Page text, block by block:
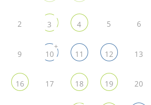
2 3 4 5 6
9 10
+
11 12 13
16 17 18 19 20